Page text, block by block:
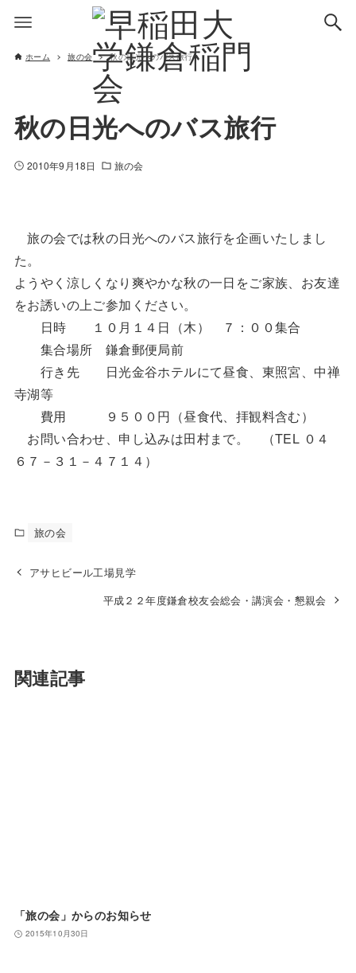
ホーム 旅の会 秋の日光へのバス旅行
秋の日光へのバス旅行
2010年9月18日 旅の会
旅の会では秋の日光へのバス旅行を企画いたしまし
た。
ようやく涼しくなり爽やかな秋の一日をご家族、お友達
をお誘いの上ご参加ください。
日時 １０月１４日（木） ７：００集合
集合場所 鎌倉郵便局前
行き先 日光金谷ホテルにて昼食、東照宮、中禅
寺湖等
費用 ９５００円（昼食代、拝観料含む）
お問い合わせ、申し込みは田村まで。 （TEL ０４
６７－３１－４７１４）
旅の会
アサヒビール工場見学
平成２２年度鎌倉校友会総会・講演会・懇親会
関連記事
「旅の会」からのお知らせ
2015年10月30日